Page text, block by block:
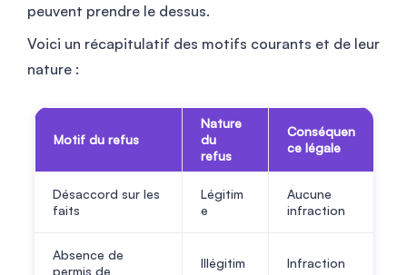
peuvent prendre le dessus.
Voici un récapitulatif des motifs courants et de leur
nature :
Motif du refus
Nature
du
refus
Conséquen
ce légale
Désaccord sur les
faits
Légitim
e
Aucune
infraction
Absence de
permis de
Illégitim
Infraction